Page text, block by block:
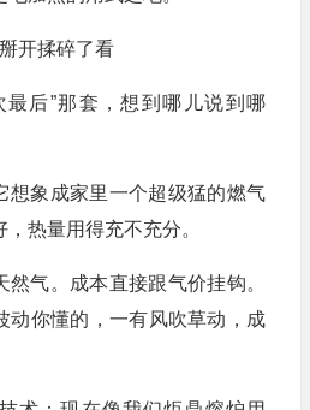
开揉碎了看
最后”那套，想到哪儿说到哪
想象成家里一个超级猛的燃气
热量用得充不充分。
然气。成本直接跟气价挂钩。
动你懂的，一有风吹草动，成